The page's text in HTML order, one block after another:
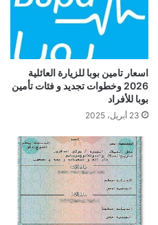
اسعار تامين بوبا للزيارة العائلية
2026 وخطوات تجديد و فئات تأمين
بوبا للأفراد
23 أبريل، 2025